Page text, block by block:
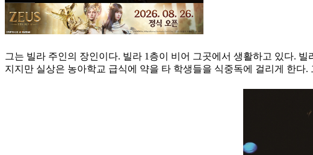
그는 빌라 주인의 장인이다. 빌라 1층이 비어 그곳에서 생활하고 있다.
지지만 실상은 농아학교 급식에 약을 타 학생들을 식중독에 걸리게 한